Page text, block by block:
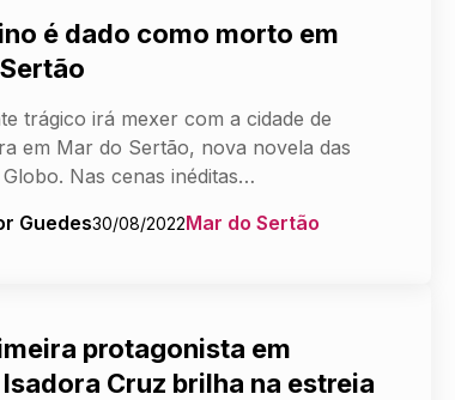
é dado como morto em
trágico irá mexer com a cidade de
em Mar do Sertão, nova novela das
Nas cenas inéditas…
Guedes30/08/2022Mar do Sertão
protagonista em
Cruz brilha na estreia